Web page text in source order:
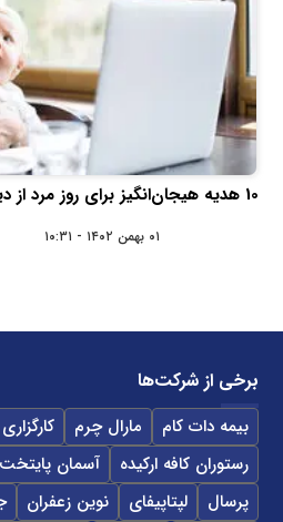
10 هدیه هیجان‌انگیز برای روز مرد از دیجی کالا
۰۱ بهمن ۱۴۰۲ - ۱۰:۳۱
برخی از شرکت‌ها
بیمه دات کام مارال چرم
رستوران کافه ارکیده
آسمان پایتخت
پرسال
لپتاپیفای نوین زعفران